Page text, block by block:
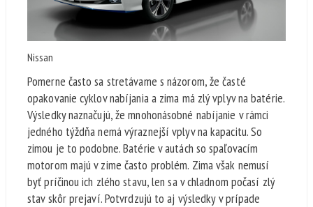
Nissan
Pomerne často sa stretávame s názorom, že časté
opakovanie cyklov nabíjania a zima má zlý vplyv na batérie.
Výsledky naznačujú, že mnohonásobné nabíjanie v rámci
jedného týždňa nemá výraznejší vplyv na kapacitu. So
zimou je to podobne. Batérie v autách so spaľovacím
motorom majú v zime často problém. Zima však nemusí
byť príčinou ich zlého stavu, len sa v chladnom počasí zlý
stav skôr prejaví. Potvrdzujú to aj výsledky v prípade